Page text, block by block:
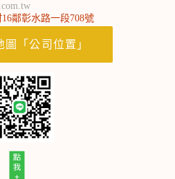
鄰彰水路一段708號
「公司位置」